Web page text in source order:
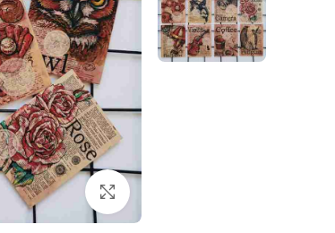
بزرگنمایی تصویر